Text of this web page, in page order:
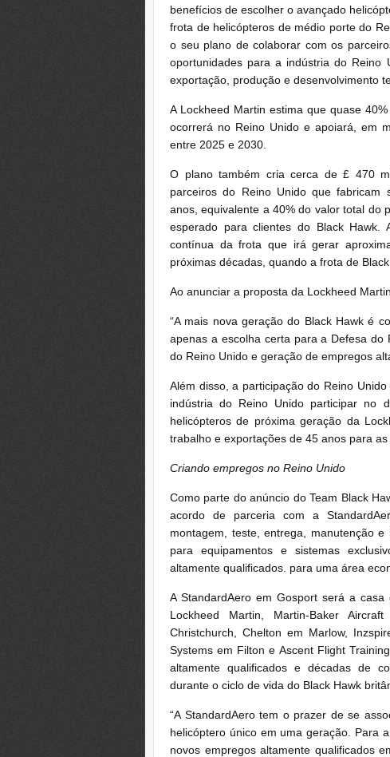
benefícios de escolher o avançado
frota de helicópteros de médio porte do
o seu plano de colaborar com os
oportunidades para a indústria do Reino
exportação, produção e desenvolvimento
A Lockheed Martin estima que quase
ocorrerá no Reino Unido e apoiará, em
entre 2025 e 2030.
O plano também cria cerca de £ 470
parceiros do Reino Unido que fabricam
anos, equivalente a 40% do valor total do
esperado para clientes do Black Hawk.
contínua da frota que irá gerar
próximas décadas, quando a frota de
Ao anunciar a proposta da Lockheed
“A mais nova geração do Black Hawk é
apenas a escolha certa para a Defesa
do Reino Unido e geração de empregos
Além disso, a participação do Reino
indústria do Reino Unido participar no
helicópteros de próxima geração da
trabalho e exportações de 45 anos para
Criando empregos no Reino Unido
Como parte do anúncio do Team Black
acordo de parceria com a
montagem, teste, entrega, manutenção
para equipamentos e sistemas
altamente qualificados. para uma área
A StandardAero em Gosport será a
Lockheed Martin, Martin-Baker
Christchurch, Chelton em Marlow,
Systems em Filton e Ascent Flight
altamente qualificados e décadas de
durante o ciclo de vida do Black Hawk
“A StandardAero tem o prazer de se
helicóptero único em uma geração. Para
novos empregos altamente qualificados